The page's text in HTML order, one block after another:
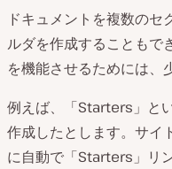
ドキュメントを複数のセ
ルダを作成することもで
を機能させるためには、
例えば、「Starters」と
作成したとします。サイ
に自動で「Starters」リ